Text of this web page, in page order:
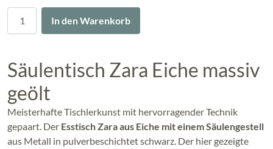
In den Warenkorb
Säulentisch Zara Eiche massiv
geölt
Meisterhafte Tischlerkunst mit hervorragender Technik
gepaart. Der Esstisch Zara aus Eiche mit einem Säulengestell
aus Metall in pulverbeschichtet schwarz. Der hier gezeigte